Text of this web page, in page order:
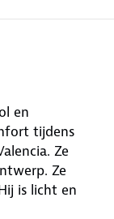
en
tijdens
Ze
Ze
is licht en